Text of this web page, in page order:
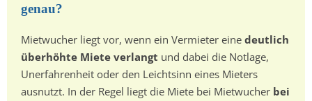
genau?
Mietwucher liegt vor, wenn ein Vermieter eine deutlich
überhöhte Miete verlangt und dabei die Notlage,
Unerfahrenheit oder den Leichtsinn eines Mieters
ausnutzt. In der Regel liegt die Miete bei Mietwucher bei